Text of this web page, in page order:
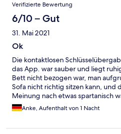
Verifizierte Bewertung
6/10 – Gut
31. Mai 2021
Ok
Die kontaktlosen
das App. war sauber und liegt
Bett nicht bezogen war, man
Sofa nicht richtig sitzen kann, und
Meinung nach etwas spartanisch
Preisleistungsverhältnis fanden wir
10 Punkten vergeben
Anke, Aufenthalt von 1 Nacht